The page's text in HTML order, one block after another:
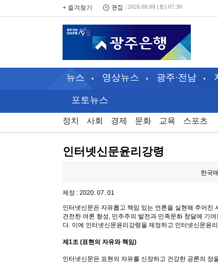
+ 즐겨찾기 2026.08.08 (토) 07:30
뉴스 영상뉴스 광주·전남
포토뉴스
정치 사회 경제 문화 교육 스포츠
인터넷신문윤리강령
한국
제정 : 2020. 07. 01
인터넷신문은 자유롭고 책임 있는 언론을 실현해 주어진
건전한 여론 형성, 민주주의 발전과 민족문화 창달에 기
다. 이에 인터넷신문윤리강령을 제정하고 인터넷신문윤
제1조 (표현의 자유와 책임)
인터넷신문은 표현의 자유를 신장하고 건강한 공론의 장